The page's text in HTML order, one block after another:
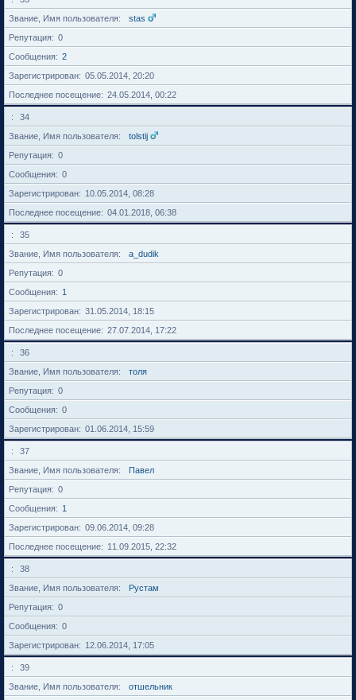
Звание, Имя пользователя
stas
Репутация
0
Сообщения
2
Зарегистрирован
05.05.2014, 20:20
Последнее посещение
24.05.2014, 00:22
34
Звание, Имя пользователя
tolstij
Репутация
0
Сообщения
0
Зарегистрирован
10.05.2014, 08:28
Последнее посещение
04.01.2018, 06:38
35
Звание, Имя пользователя
a_dudik
Репутация
0
Сообщения
1
Зарегистрирован
31.05.2014, 18:15
Последнее посещение
27.07.2014, 17:22
36
Звание, Имя пользователя
толя
Репутация
0
Сообщения
0
Зарегистрирован
01.06.2014, 15:59
37
Звание, Имя пользователя
Павел
Репутация
0
Сообщения
1
Зарегистрирован
09.06.2014, 09:28
Последнее посещение
11.09.2015, 22:32
38
Звание, Имя пользователя
Рустам
Репутация
0
Сообщения
0
Зарегистрирован
12.06.2014, 17:05
39
Звание, Имя пользователя
отшельник